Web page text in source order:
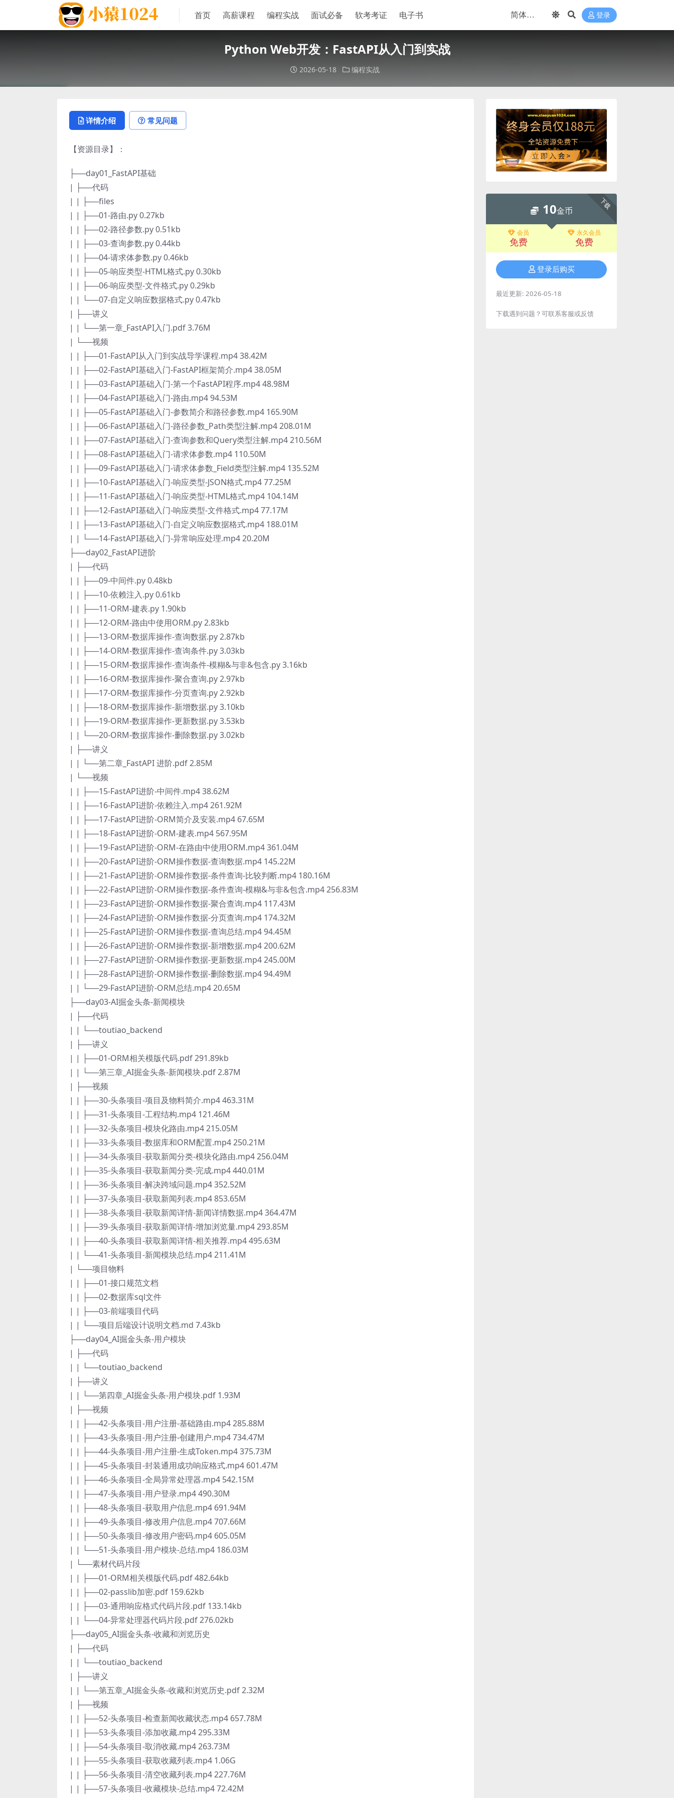
首页 高薪课程 编程实战 面试必备 软考考证 电子书 登录
Python Web开发：FastAPI从入门到实战
2026-05-18 编程实战
详情介绍 常见问题
【资源目录】：
├──day01_FastAPI基础
| ├──代码
| | ├──files
| | ├──01-路由.py 0.27kb
| | ├──02-路径参数.py 0.51kb
| | ├──03-查询参数.py 0.44kb
| | ├──04-请求体参数.py 0.46kb
| | ├──05-响应类型-HTML格式.py 0.30kb
| | ├──06-响应类型-文件格式.py 0.29kb
| | └──07-自定义响应数据格式.py 0.47kb
| ├──讲义
| | └──第一章_FastAPI入门.pdf 3.76M
| └──视频
| | ├──01-FastAPI从入门到实战导学课程.mp4 38.42M
| | ├──02-FastAPI基础入门-FastAPI框架简介.mp4 38.05M
| | ├──03-FastAPI基础入门-第一个FastAPI程序.mp4 48.98M
| | ├──04-FastAPI基础入门-路由.mp4 94.53M
| | ├──05-FastAPI基础入门-参数简介和路径参数.mp4 165.90M
| | ├──06-FastAPI基础入门-路径参数_Path类型注解.mp4 208.01M
| | ├──07-FastAPI基础入门-查询参数和Query类型注解.mp4 210.56M
| | ├──08-FastAPI基础入门-请求体参数.mp4 110.50M
| | ├──09-FastAPI基础入门-请求体参数_Field类型注解.mp4 135.52M
| | ├──10-FastAPI基础入门-响应类型-JSON格式.mp4 77.25M
| | ├──11-FastAPI基础入门-响应类型-HTML格式.mp4 104.14M
| | ├──12-FastAPI基础入门-响应类型-文件格式.mp4 77.17M
| | ├──13-FastAPI基础入门-自定义响应数据格式.mp4 188.01M
| | └──14-FastAPI基础入门-异常响应处理.mp4 20.20M
├──day02_FastAPI进阶
| ├──代码
| | ├──09-中间件.py 0.48kb
| | ├──10-依赖注入.py 0.61kb
| | ├──11-ORM-建表.py 1.90kb
| | ├──12-ORM-路由中使用ORM.py 2.83kb
| | ├──13-ORM-数据库操作-查询数据.py 2.87kb
| | ├──14-ORM-数据库操作-查询条件.py 3.03kb
| | ├──15-ORM-数据库操作-查询条件-模糊&与非&包含.py 3.16kb
| | ├──16-ORM-数据库操作-聚合查询.py 2.97kb
| | ├──17-ORM-数据库操作-分页查询.py 2.92kb
| | ├──18-ORM-数据库操作-新增数据.py 3.10kb
| | ├──19-ORM-数据库操作-更新数据.py 3.53kb
| | └──20-ORM-数据库操作-删除数据.py 3.02kb
| ├──讲义
| | └──第二章_FastAPI 进阶.pdf 2.85M
| └──视频
| | ├──15-FastAPI进阶-中间件.mp4 38.62M
| | ├──16-FastAPI进阶-依赖注入.mp4 261.92M
| | ├──17-FastAPI进阶-ORM简介及安装.mp4 67.65M
| | ├──18-FastAPI进阶-ORM-建表.mp4 567.95M
| | ├──19-FastAPI进阶-ORM-在路由中使用ORM.mp4 361.04M
| | ├──20-FastAPI进阶-ORM操作数据-查询数据.mp4 145.22M
| | ├──21-FastAPI进阶-ORM操作数据-条件查询-比较判断.mp4 180.16M
| | ├──22-FastAPI进阶-ORM操作数据-条件查询-模糊&与非&包含.mp4 256.83M
| | ├──23-FastAPI进阶-ORM操作数据-聚合查询.mp4 117.43M
| | ├──24-FastAPI进阶-ORM操作数据-分页查询.mp4 174.32M
| | ├──25-FastAPI进阶-ORM操作数据-查询总结.mp4 94.45M
| | ├──26-FastAPI进阶-ORM操作数据-新增数据.mp4 200.62M
| | ├──27-FastAPI进阶-ORM操作数据-更新数据.mp4 245.00M
| | ├──28-FastAPI进阶-ORM操作数据-删除数据.mp4 94.49M
| | └──29-FastAPI进阶-ORM总结.mp4 20.65M
├──day03-AI掘金头条-新闻模块
| ├──代码
| | └──toutiao_backend
| ├──讲义
| | ├──01-ORM相关模版代码.pdf 291.89kb
| | └──第三章_AI掘金头条-新闻模块.pdf 2.87M
| ├──视频
| | ├──30-头条项目-项目及物料简介.mp4 463.31M
| | ├──31-头条项目-工程结构.mp4 121.46M
| | ├──32-头条项目-模块化路由.mp4 215.05M
| | ├──33-头条项目-数据库和ORM配置.mp4 250.21M
| | ├──34-头条项目-获取新闻分类-模块化路由.mp4 256.04M
| | ├──35-头条项目-获取新闻分类-完成.mp4 440.01M
| | ├──36-头条项目-解决跨域问题.mp4 352.52M
| | ├──37-头条项目-获取新闻列表.mp4 853.65M
| | ├──38-头条项目-获取新闻详情-新闻详情数据.mp4 364.47M
| | ├──39-头条项目-获取新闻详情-增加浏览量.mp4 293.85M
| | ├──40-头条项目-获取新闻详情-相关推荐.mp4 495.63M
| | └──41-头条项目-新闻模块总结.mp4 211.41M
| └──项目物料
| | ├──01-接口规范文档
| | ├──02-数据库sql文件
| | ├──03-前端项目代码
| | └──项目后端设计说明文档.md 7.43kb
├──day04_AI掘金头条-用户模块
| ├──代码
| | └──toutiao_backend
| ├──讲义
| | └──第四章_AI掘金头条-用户模块.pdf 1.93M
| ├──视频
| | ├──42-头条项目-用户注册-基础路由.mp4 285.88M
| | ├──43-头条项目-用户注册-创建用户.mp4 734.47M
| | ├──44-头条项目-用户注册-生成Token.mp4 375.73M
| | ├──45-头条项目-封装通用成功响应格式.mp4 601.47M
| | ├──46-头条项目-全局异常处理器.mp4 542.15M
| | ├──47-头条项目-用户登录.mp4 490.30M
| | ├──48-头条项目-获取用户信息.mp4 691.94M
| | ├──49-头条项目-修改用户信息.mp4 707.66M
| | ├──50-头条项目-修改用户密码.mp4 605.05M
| | └──51-头条项目-用户模块-总结.mp4 186.03M
| └──素材代码片段
| | ├──01-ORM相关模版代码.pdf 482.64kb
| | ├──02-passlib加密.pdf 159.62kb
| | ├──03-通用响应格式代码片段.pdf 133.14kb
| | └──04-异常处理器代码片段.pdf 276.02kb
├──day05_AI掘金头条-收藏和浏览历史
| ├──代码
| | └──toutiao_backend
| ├──讲义
| | └──第五章_AI掘金头条-收藏和浏览历史.pdf 2.32M
| ├──视频
| | ├──52-头条项目-检查新闻收藏状态.mp4 657.78M
| | ├──53-头条项目-添加收藏.mp4 295.33M
| | ├──54-头条项目-取消收藏.mp4 263.73M
| | ├──55-头条项目-获取收藏列表.mp4 1.06G
| | ├──56-头条项目-清空收藏列表.mp4 227.76M
| | ├──57-头条项目-收藏模块-总结.mp4 72.42M
下载
10金币
会员
免费
永久会员
免费
登录后购买
最近更新: 2026-05-18
下载遇到问题？可联系客服或反馈